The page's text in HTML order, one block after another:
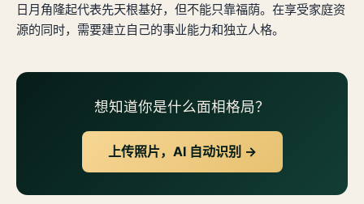
日月角隆起代表先天根基好，但不能只靠福荫。在享受家庭资
源的同时，需要建立自己的事业能力和独立人格。
想知道你是什么面相格局？
上传照片，AI 自动识别 →